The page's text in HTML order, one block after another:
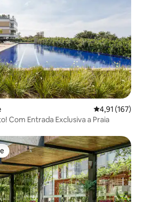
Средна
4,91 (167)
Com Entrada Exclusiva a Praia